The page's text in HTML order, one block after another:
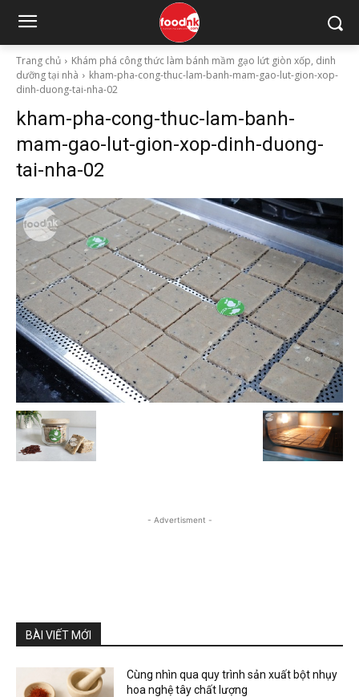
Trang chủ
Khám phá công thức làm bánh mầm gạo lứt giòn xốp, dinh
dưỡng tại nhà
kham-pha-cong-thuc-lam-banh-mam-gao-lut-gion-xop-
dinh-duong-tai-nha-02
kham-pha-cong-thuc-lam-banh-
mam-gao-lut-gion-xop-dinh-duong-
tai-nha-02
- Advertisment -
BÀI VIẾT MỚI
Cùng nhìn qua quy trình sản xuất bột nhụy
hoa nghệ tây chất lượng